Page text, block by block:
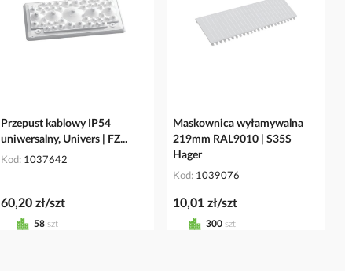
Przepust kablowy IP54
uniwersalny, Univers | FZ...
Kod 1037642
60,20 zł/szt
58 szt
Maskownica wyłamywalna
219mm RAL9010 | S35S
Hager
Kod 1039076
10,01 zł/szt
300 szt